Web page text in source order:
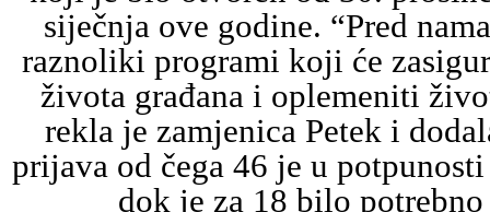
siječnja ove godine. “Pred
raznoliki programi koji će
života građana i oplemeniti
rekla je zamjenica Petek i
prijava od čega 46 je u
dok je za 18 bilo